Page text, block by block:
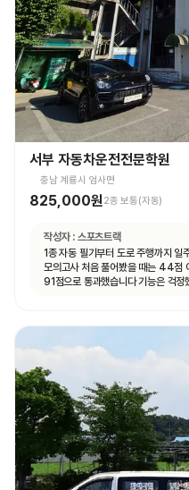
서부 자동차운전전문학원
충남 계룡시 엄사면
825,000원2종 보통(자동)
작성자 : 스포츠트랙
1종 자동 필기부터 도로 주행까지 일
모의고사 처음 풀어봤을 때는 44점
91점으로 통과했습니다 기능은 걱
속에 넣어두시면 어렵지 않게 합격
운전대 잡아보는 거니까 아무것도 모
궁금한 게 있다면 강사님께 적극적으
뭐하러 학원에 오겠어요~